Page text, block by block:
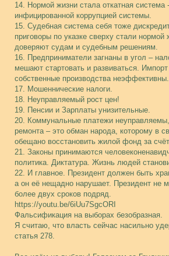
14. Нормой жизни стала откатная система
инфицированной коррупцией системы.
15. Судебная система себя тоже
приговоры по указке сверху стали
доверяют судам и судебным решениям.
16. Предприниматели загнаны в угол –
мешают стартовать и развиваться.
собственные производства неэффективны.
17. Мошеннические налоги.
18. Неуправляемый рост цен!
19. Пенсии и Зарплаты унизительные.
20. Коммунальные платежи
ремонта – это обман народа, которому в
обещано восстановить жилой фонд за
21. Законы принимаются
политика. Диктатура. Жизнь людей
22. И главное. Президент должен быть
а он её нещадно нарушает. Президент не
более двух сроков подряд.
https://youtu.be/6iUu7SgcORI
Фальсификация на выборах безобразная.
Я считаю, что власть сейчас насильно
статья 278.